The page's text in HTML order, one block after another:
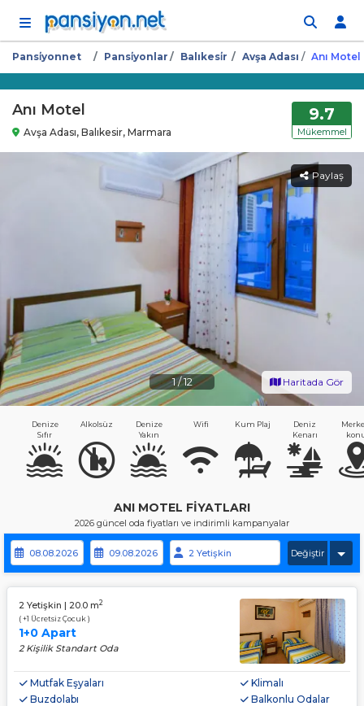
Pansi̇yonnet Pansi̇yonlar Balıkesi̇r Avşa Adası Anı Motel
Anı Motel
Avşa Adası, Balıkesir, Marmara
9.7
Mükemmel
1/12
Paylaş
Haritada Gör
Denize
Sıfır
Alkolsüz
Denize
Yakın
Wifi Kum Plaj
Deniz
Kenarı
ANI MOTEL FIYATLARI
2026 güncel oda fiyatları ve indirimli kampanyalar
Değiştir
2 Yetişkin | 20.0 m2
( +1 Ücretsiz Çocuk )
1+0 Apart
2 Kişilik Standart Oda
Mutfak Eşyaları
Klimalı
Buzdolabı
Balkonlu Odalar